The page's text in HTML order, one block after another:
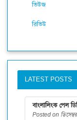
ভিউজ
রিভিউ
LATEST POSTS
বাংলালিংক পেল
Posted on